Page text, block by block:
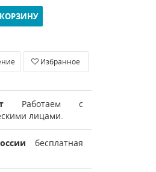
Избранное
Работаем с
лицами.
бесплатная